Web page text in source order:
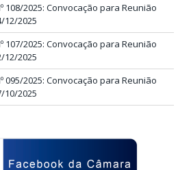
108/2025: Convocação para Reunião
12/2025
107/2025: Convocação para Reunião
12/2025
095/2025: Convocação para Reunião
10/2025